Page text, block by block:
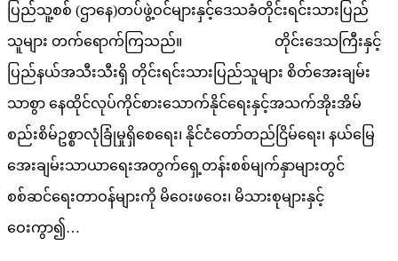
ပြည်သူ့စစ် (ဌာနေ)တပ်ဖွဲ့ဝင်များနှင့်ဒေသခံတိုင်းရင်းသားပြည်
သူများ တက်ရောက်ကြသည်။ တိုင်းဒေသကြီးနှင့်
ပြည်နယ်အသီးသီးရှိ တိုင်းရင်းသားပြည်သူများ စိတ်အေးချမ်း
သာစွာ နေထိုင်လုပ်ကိုင်စားသောက်နိုင်ရေးနှင့်အသက်အိုးအိမ်
စည်းစိမ်ဥစ္စာလုံခြုံမှုရှိစေရေး၊ နိုင်ငံတော်တည်ငြိမ်ရေး၊ နယ်မြေ
အေးချမ်းသာယာရေးအတွက်ရှေ့တန်းစစ်မျက်နှာများတွင်
စစ်ဆင်ရေးတာဝန်များကို မိဝေးဖဝေး၊ မိသားစုများနှင့်
ဝေးကွာ၍…